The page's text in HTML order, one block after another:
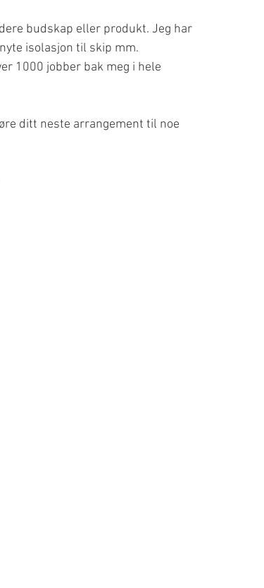
budskap eller produkt. Jeg har
isolasjon til skip mm.
1000 jobber bak meg i hele
ditt neste arrangement til noe